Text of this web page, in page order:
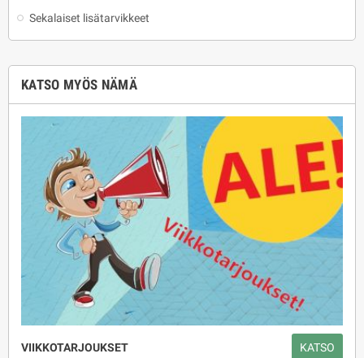
Sekalaiset lisätarvikkeet
KATSO MYÖS NÄMÄ
VIIKKOTARJOUKSET KATSO